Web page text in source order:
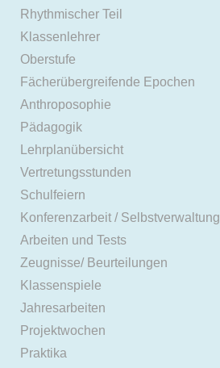
Rhythmischer Teil
Klassenlehrer
Oberstufe
Fächerübergreifende Epochen
Anthroposophie
Pädagogik
Lehrplanübersicht
Vertretungsstunden
Schulfeiern
Konferenzarbeit / Selbstverwaltung
Arbeiten und Tests
Zeugnisse/ Beurteilungen
Klassenspiele
Jahresarbeiten
Projektwochen
Praktika